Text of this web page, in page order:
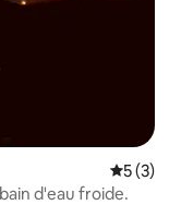
5 (3)
d'eau froide.